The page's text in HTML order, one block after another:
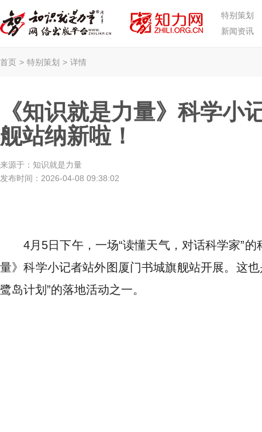
特别策划
新闻资讯
首页 > 特别策划 > 详情
《知识就是力量》科学小
舰站纳新啦！
来源于： 知识就是力量
发布时间： 2026-04-08 09:38:02
4月5日下午，一场“读懂天气，对话科学家”
量》科学小记者站外图厦门书城旗舰站开展。这
鹭岛计划”的落地活动之一。